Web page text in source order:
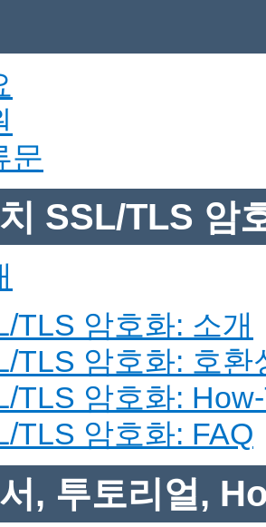
문
SSL/TLS 암
TLS 암호화: 소개
TLS 암호화: 호환
TLS 암호화:
TLS 암호화: FAQ
, 투토리얼,